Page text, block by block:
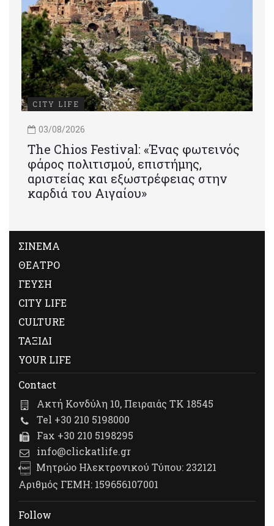
CITY LIFE
03/08/2026
Τhe Chios Festival: «Ένας φωτεινός
φάρος πολιτισμού, επιστήμης,
αριστείας και εξωστρέφειας στην
καρδιά του Αιγαίου»
ΣΙΝΕΜΑ
ΘΕΑΤΡΟ
ΓΕΥΣΗ
CITY LIFE
CULTURE
ΤΑΞΙΔΙ
YOUR LIFE
Contact
Ακτή Κονδύλη 10, Πειραιάς ΤΚ 18545
Tel +30 210 5198000
Fax +30 210 5198295
info@clickatlife.gr
Μητρώο Ηλεκτρονικού Τύπου: 232121
Αριθμός ΓΕΜΗ: 159656107001
Follow